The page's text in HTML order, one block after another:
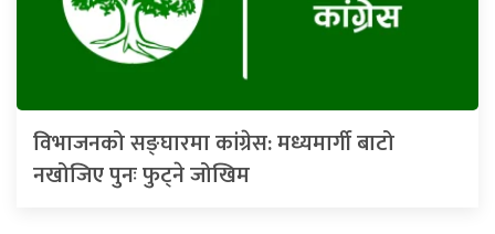
विभाजनको सङ्घारमा कांग्रेस: मध्यमार्गी बाटो
नखोजिए पुनः फुट्ने जोखिम